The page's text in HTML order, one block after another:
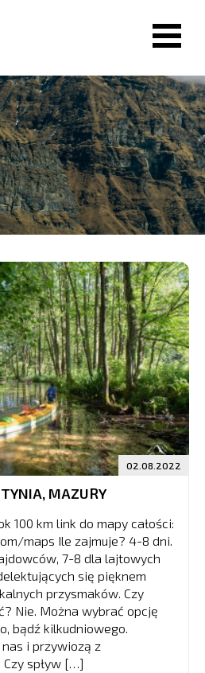
02.08.2022
MAZURY
100 km link do mapy całości:
maps Ile zajmuje? 4-8 dni.
7-8 dla lajtowych
się pięknem
przysmaków. Czy
Nie. Można wybrać opcję
bądź kilkudniowego.
i przywiozą z
spływ […]